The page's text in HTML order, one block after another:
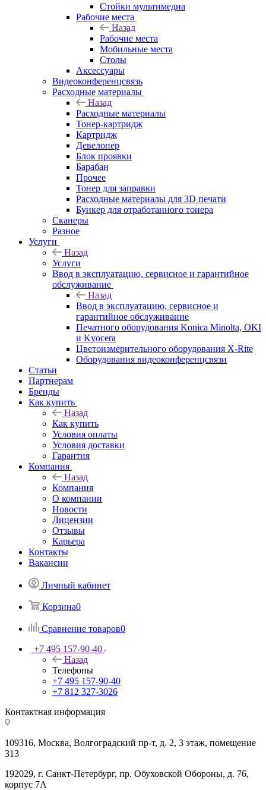
Стойки мультимедиа
Рабочие места
Назад
Рабочие места
Мобильные места
Столы
Аксессуары
Видеоконференцсвязь
Расходные материалы
Назад
Расходные материалы
Тонер-картридж
Картридж
Девелопер
Блок проявки
Барабан
Прочее
Тонер для заправки
Расходные материалы для 3D печати
Бункер для отработанного тонера
Сканеры
Разное
Услуги
Назад
Услуги
Ввод в эксплуатацию, сервисное и гарантийное
обслуживание
Назад
Ввод в эксплуатацию, сервисное и
гарантийное обслуживание
Печатного оборудования Konica Minolta, OKI
и Kyocera
Цветоизмерительного оборудования X-Rite
Оборудования видеоконференцсвязи
Статьи
Партнерам
Бренды
Как купить
Назад
Как купить
Условия оплаты
Условия доставки
Гарантия
Компания
Назад
Компания
О компании
Новости
Лицензии
Отзывы
Карьера
Контакты
Вакансии
Личный кабинет
Корзина0
Сравнение товаров0
+7 495 157-90-40
Назад
Телефоны
+7 495 157-90-40
+7 812 327-3026
Контактная информация
109316, Москва, Волгоградский пр-т, д. 2, 3 этаж, помещение
313
192029, г. Санкт-Петербург, пр. Обуховской Обороны, д. 76,
корпус 7А